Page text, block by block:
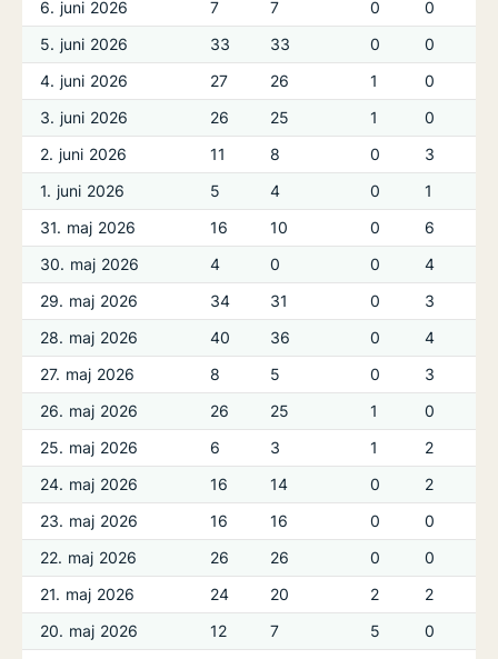
6. juni 2026
7 7 0
0
5. juni 2026
33 33 0
0
4. juni 2026
27 26 1
0
3. juni 2026
26 25 1
0
2. juni 2026
11 8 0
3
1. juni 2026
5 4 0
1
31. maj 2026
16 10 0
6
30. maj 2026
4 0 0
4
29. maj 2026
34 31 0
3
28. maj 2026
40 36 0
4
27. maj 2026
8 5 0
3
26. maj 2026
26 25 1
0
25. maj 2026
6 3 1
2
24. maj 2026
16 14 0
2
23. maj 2026
16 16 0
0
22. maj 2026
26 26 0
0
21. maj 2026
24 20 2
2
20. maj 2026
12 7 5
0